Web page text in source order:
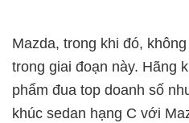
Mazda, trong khi đó,
trong giai đoạn này. Hãng
phẩm đua top doanh số
khúc sedan hạng C với